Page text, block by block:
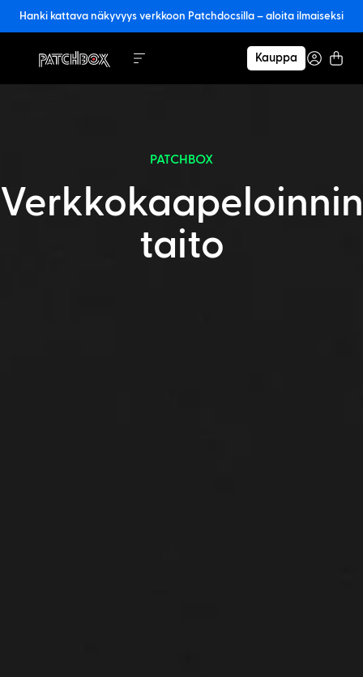
Hanki kattava näkyvyys verkkoon Patchdocsilla – aloita ilmaiseksi
Kauppa
PATCHBOX
Verkkokaapeloinnin
taito